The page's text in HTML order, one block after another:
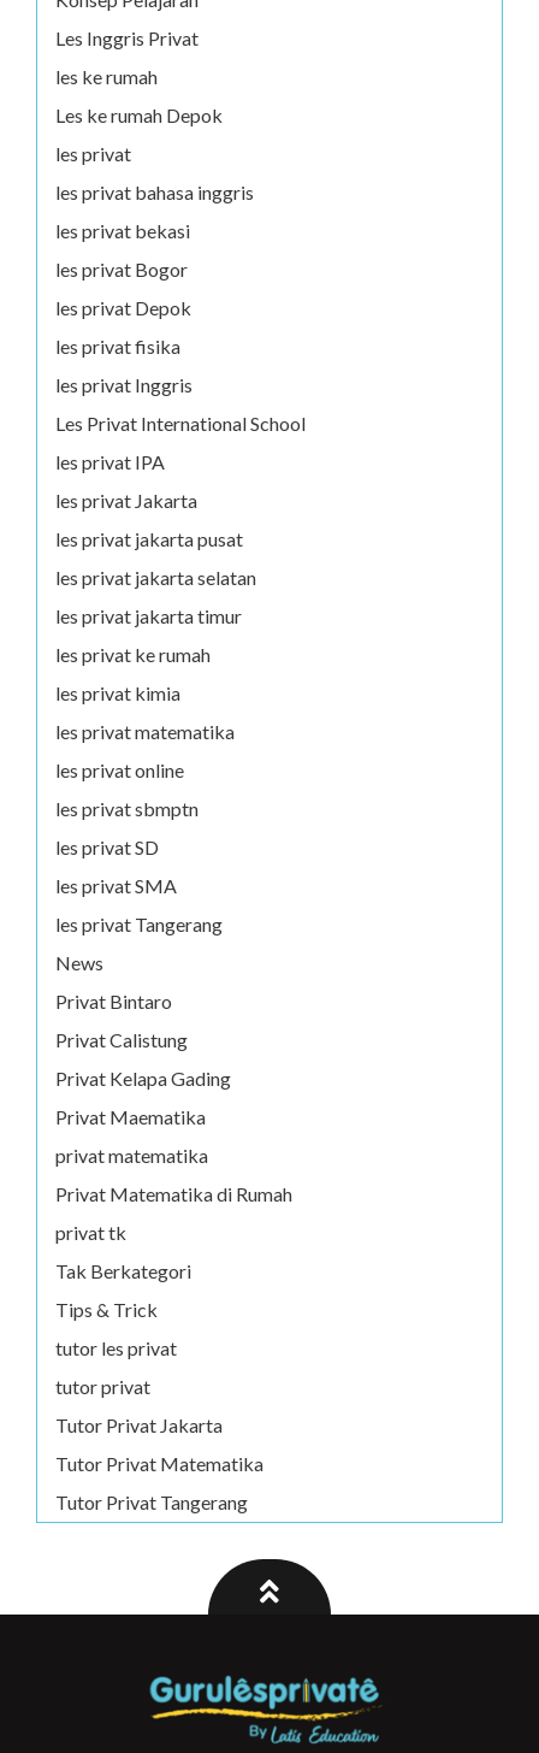
Les Inggris Privat
les ke rumah
Les ke rumah Depok
les privat
les privat bahasa inggris
les privat bekasi
les privat Bogor
les privat Depok
les privat fisika
les privat Inggris
Les Privat International School
les privat IPA
les privat Jakarta
les privat jakarta pusat
les privat jakarta selatan
les privat jakarta timur
les privat ke rumah
les privat kimia
les privat matematika
les privat online
les privat sbmptn
les privat SD
les privat SMA
les privat Tangerang
News
Privat Bintaro
Privat Calistung
Privat Kelapa Gading
Privat Maematika
privat matematika
Privat Matematika di Rumah
privat tk
Tak Berkategori
Tips & Trick
tutor les privat
tutor privat
Tutor Privat Jakarta
Tutor Privat Matematika
Tutor Privat Tangerang